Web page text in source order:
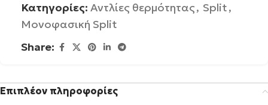
Κατηγορίες: Αντλίες θερμότητας, Split,
Μονοφασική Split
Share:
Επιπλέον πληροφορίες